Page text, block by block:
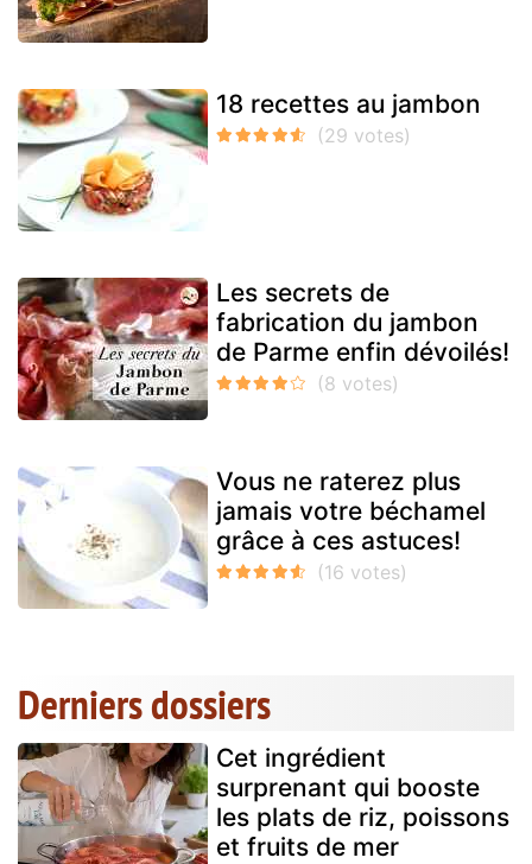
18 recettes au jambon
Les secrets de
fabrication du jambon
de Parme enfin dévoilés!
Vous ne raterez plus
jamais votre béchamel
grâce à ces astuces!
Derniers dossiers
Cet ingrédient
surprenant qui booste
les plats de riz, poissons
et fruits de mer